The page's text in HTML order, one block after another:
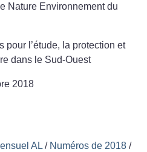
Nature Environnement du
pour l’étude, la protection et
dans le Sud-Ouest
2018
AL / Numéros de 2018 /